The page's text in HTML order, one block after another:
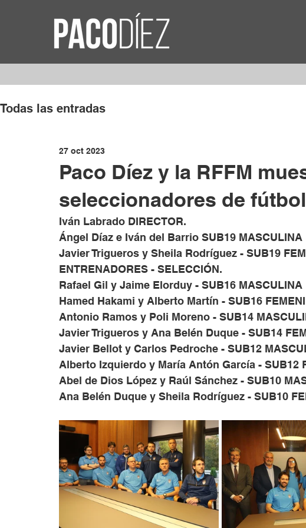
Todas las entradas
Paco Díez y la RFFM
seleccionadores de
27 oct 2023
Iván Labrado DIRECTOR.
Ángel Díaz e Iván del Barrio SUB19 MASCULINA
Javier Trigueros y Sheila Rodríguez - SUB19
ENTRENADORES - SELECCIÓN.
Rafael Gil y Jaime Elorduy - SUB16 MASCULINA
Hamed Hakami y Alberto Martín - SUB16
Antonio Ramos y Poli Moreno - SUB14
Javier Trigueros y Ana Belén Duque - SUB14
Javier Bellot y Carlos Pedroche - SUB12
Alberto Izquierdo y María Antón García - SUB12
Abel de Dios López y Raúl Sánchez - SUB10
Ana Belén Duque y Sheila Rodríguez - SUB10